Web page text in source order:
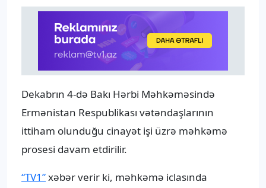
Dekabrın 4-də Bakı Hərbi Məhkəməsində
Ermənistan Respublikası vətəndaşlarının
ittiham olunduğu cinayət işi üzrə məhkəmə
prosesi davam etdirilir.
“TV1”xəbər verir ki, məhkəmə iclasında